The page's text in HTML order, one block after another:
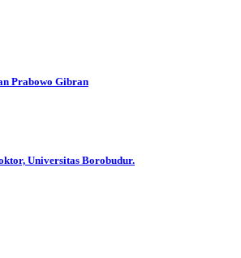
Prabowo Gibran
Universitas Borobudur.